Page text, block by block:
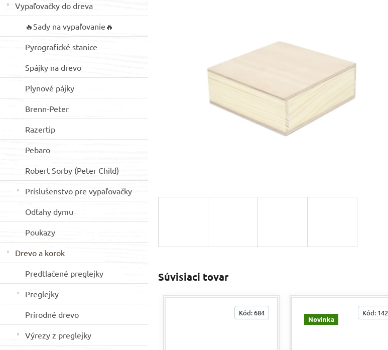
a
Vypaľovačky do dreva
🔥Sady na vypaľovanie🔥
Pyrografické stanice
Spájky na drevo
Plynové pájky
Brenn-Peter
Razertip
Pebaro
Robert Sorby (Peter Child)
Príslušenstvo pre vypaľovačky
Odťahy dymu
Poukazy
Drevo a korok
Predtlačené preglejky
Preglejky
Prírodné drevo
Výrezy z preglejky
Súvisiaci tovar
Kód:684
Novinka
Kód: